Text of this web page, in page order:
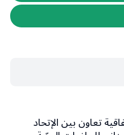
تعاون بين الإتحاد